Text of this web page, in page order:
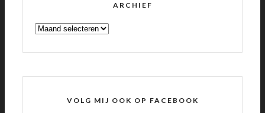
ARCHIEF
ARCHIEF
VOLG MIJ OOK OP FACEBOOK